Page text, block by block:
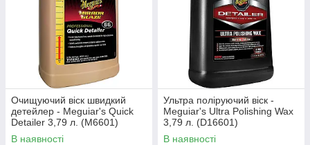
Очищуючий віск швидкий
детейлер - Meguiar's Quick
Detailer 3,79 л. (M6601)
В наявності
Ультра поліруючий віск -
Meguiar's Ultra Polishing Wax
3,79 л. (D16601)
В наявності